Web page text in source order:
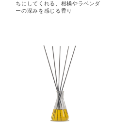
ちにしてくれる、柑橘やラベンダ
ーの深みを感じる香り